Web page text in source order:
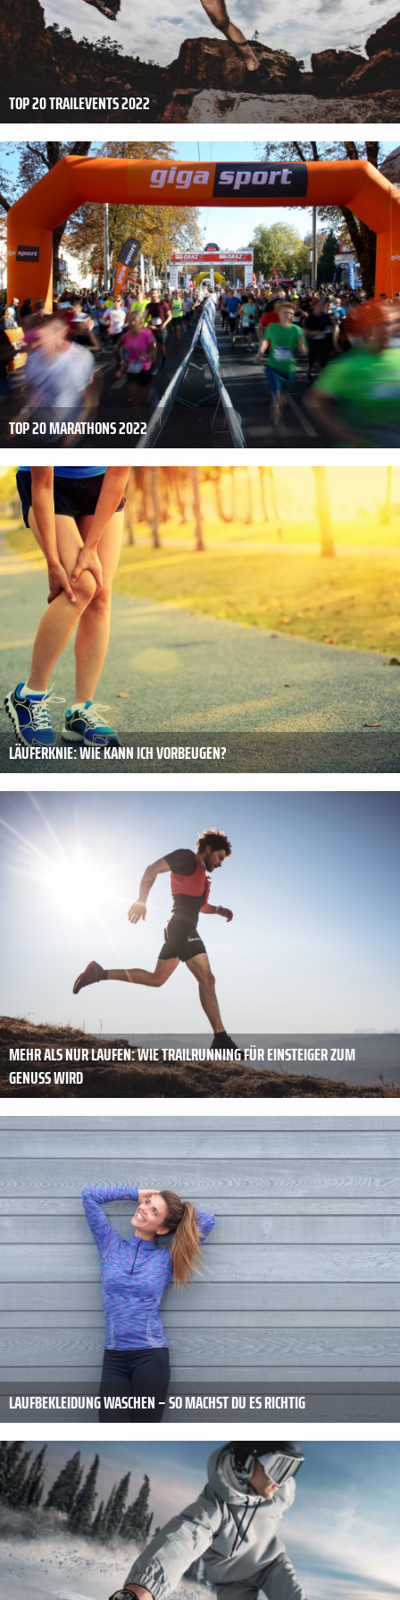
TOP 20 TRAILEVENTS 2022
TOP 20 MARATHONS 2022
LÄUFERKNIE: WIE KANN ICH VORBEUGEN?
MEHR ALS NUR LAUFEN: WIE TRAILRUNNING FÜR EINSTEIGER ZUM
GENUSS WIRD
LAUFBEKLEIDUNG WASCHEN – SO MACHST DU ES RICHTIG